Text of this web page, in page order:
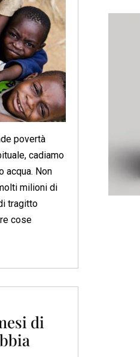
povertà
cadiamo
acqua. Non
milioni di
tragitto
cose
di